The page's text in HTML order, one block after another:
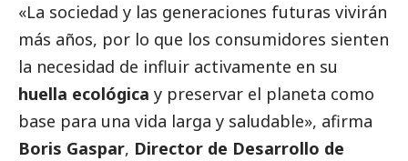
«La sociedad y las generaciones futuras vivirán
más años, por lo que los consumidores sienten
la necesidad de influir activamente en su
huella ecológica y preservar el planeta como
base para una vida larga y saludable», afirma
Boris Gaspar, Director de Desarrollo de